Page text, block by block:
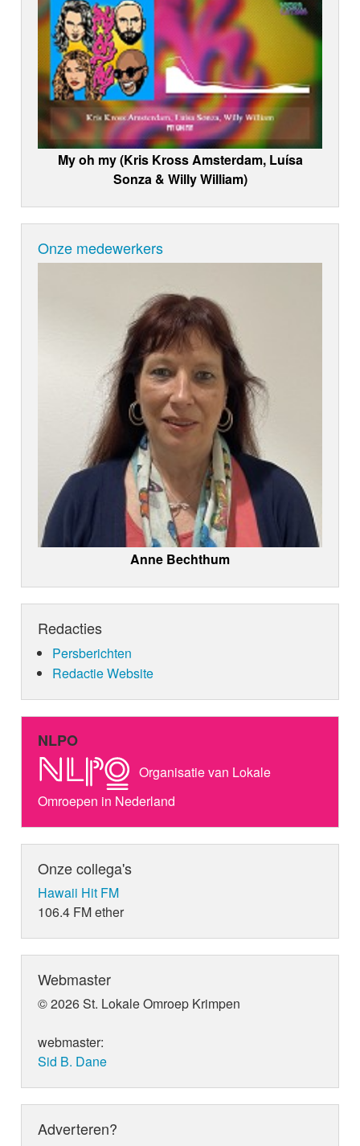
My oh my (Kris Kross Amsterdam, Luísa
Sonza & Willy William)
Onze medewerkers
Anne Bechthum
Redacties
Persberichten
Redactie Website
NLPO
Organisatie van Lokale
Omroepen in Nederland
Onze collega's
Hawaii Hit FM
106.4 FM ether
Webmaster
© 2026 St. Lokale Omroep Krimpen
webmaster:
Sid B. Dane
Adverteren?